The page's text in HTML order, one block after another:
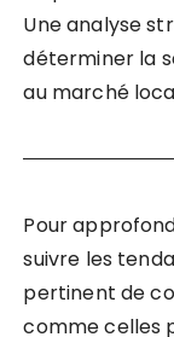
Une analyse
déterminer la
au marché
Pour
suivre les
pertinent de
comme celles